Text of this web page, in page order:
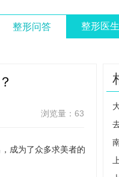
整形问答 整形医生
浏览量：63
成为了众多求美者的